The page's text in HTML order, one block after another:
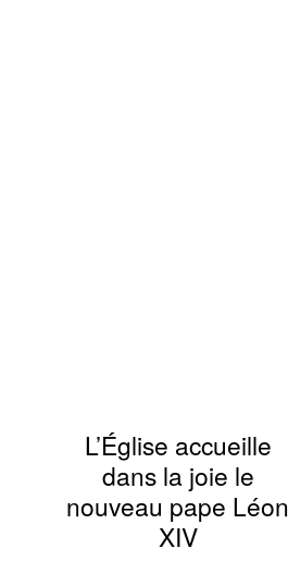
L’Église accueille
dans la joie le
nouveau pape Léon
XIV